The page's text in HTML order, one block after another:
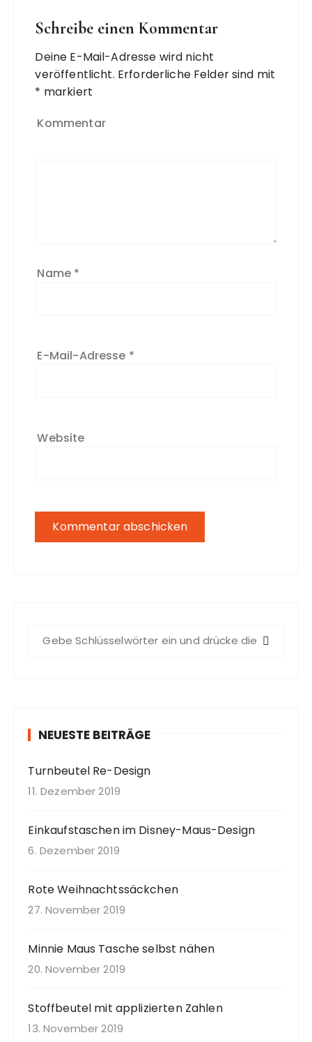
Schreibe einen Kommentar
Deine E-Mail-Adresse wird nicht
veröffentlicht. Erforderliche Felder sind mit
* markiert
Kommentar
Name *
E-Mail-Adresse *
Website
h
:
NEUESTE BEITRÄGE
Turnbeutel Re-Design
11. Dezember 2019
Einkaufstaschen im Disney-Maus-Design
6. Dezember 2019
Rote Weihnachtssäckchen
27. November 2019
Minnie Maus Tasche selbst nähen
20. November 2019
Stoffbeutel mit applizierten Zahlen
13. November 2019